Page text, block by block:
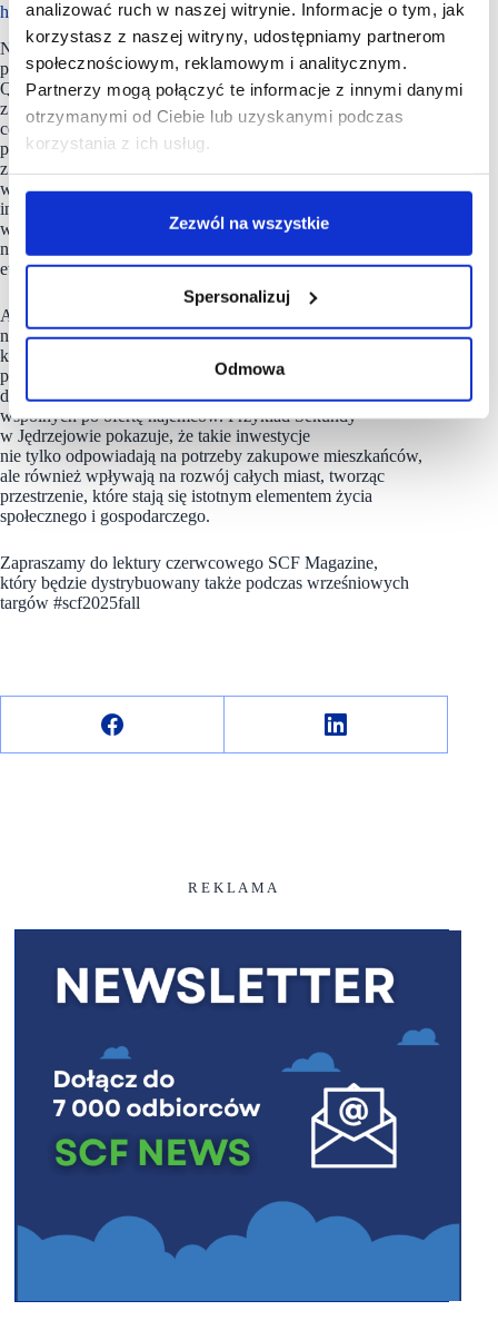
analizować ruch w naszej witrynie. Informacje o tym, jak
korzystasz z naszej witryny, udostępniamy partnerom
społecznościowym, reklamowym i analitycznym.
Partnerzy mogą połączyć te informacje z innymi danymi
otrzymanymi od Ciebie lub uzyskanymi podczas
korzystania z ich usług.
Zezwól na wszystkie
Spersonalizuj
Odmowa
handlowych
Na łamach czerwcowego wydania SCF Magazine czytelnicy
poznają Centrum Handlowe Sekunda i jego inwestora.
Quantum/VANSTAR, polska firma, która wywodzi się
z branży motoryzacyjnej, stawia na rozwój nowoczesnych
centrów handlowych, które będą odpowiadały na rosnące
potrzeby współczesnych konsumentów. Właśnie
z tej inicjatywy powstaje kolejne centrum handlowe
w Włoszczowie, które ma być wzorem dla przyszłych
inwestycji w Polsce. Obiekt w Włoszczowie, podobnie jak
w Sekunda w Jędrzejowie, będzie wyróżniał się
nietuzinkowym wyglądem oraz dbałością o jakość na każdym
etapie realizacji.
Ale to nie wszystko – Quantum/VANSTAR stale poszukuje
nowych, atrakcyjnych gruntów, a obecnie planuje budowę
kolejnych centrów handlowych w trzech innych miastach
powiatowych, które będą charakteryzowały się nowoczesnym
designem i dbałością o każdy szczegół, od przestrzeni
wspólnych po ofertę najemców. Przykład Sekundy
w Jędrzejowie pokazuje, że takie inwestycje
nie tylko odpowiadają na potrzeby zakupowe mieszkańców,
ale również wpływają na rozwój całych miast, tworząc
przestrzenie, które stają się istotnym elementem życia
społecznego i gospodarczego.
Zapraszamy do lektury czerwcowego SCF Magazine,
który będzie dystrybuowany także podczas wrześniowych
targów #scf2025fall
R E K L A M A